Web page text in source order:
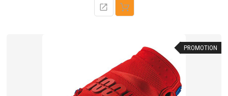
base
PROMOTION